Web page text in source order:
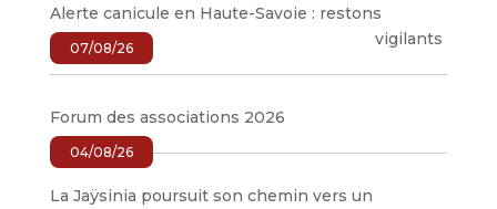
Alerte canicule en Haute-Savoie : restons
vigilants
07/08/26
Forum des associations 2026
04/08/26
La Jaÿsinia poursuit son chemin vers un